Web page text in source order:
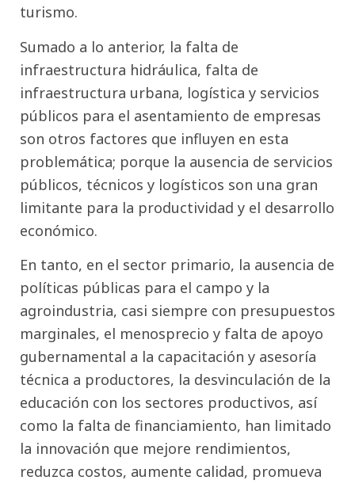
turismo.
Sumado a lo anterior, la falta de
infraestructura hidráulica, falta de
infraestructura urbana, logística y servicios
públicos para el asentamiento de empresas
son otros factores que influyen en esta
problemática; porque la ausencia de servicios
públicos, técnicos y logísticos son una gran
limitante para la productividad y el desarrollo
económico.
En tanto, en el sector primario, la ausencia de
políticas públicas para el campo y la
agroindustria, casi siempre con presupuestos
marginales, el menosprecio y falta de apoyo
gubernamental a la capacitación y asesoría
técnica a productores, la desvinculación de la
educación con los sectores productivos, así
como la falta de financiamiento, han limitado
la innovación que mejore rendimientos,
reduzca costos, aumente calidad, promueva